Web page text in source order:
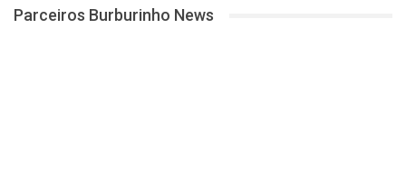
Parceiros Burburinho News